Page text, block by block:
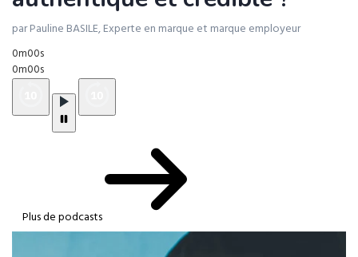
par Pauline BASILE, Experte en marque et marque employeur
0m00s
0m00s
Plus de podcasts